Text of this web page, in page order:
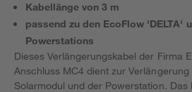
Kabellänge von 3 m
passend zu den EcoFlow 'DELTA'
Powerstations
Dieses Verlängerungskabel der Firma
Anschluss MC4 dient zur
Solarmodul und der Powerstation. Das